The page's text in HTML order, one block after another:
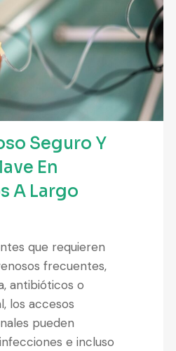
Seguro Y
En
A Largo
que requieren
frecuentes,
antibióticos o
los accesos
pueden
e incluso